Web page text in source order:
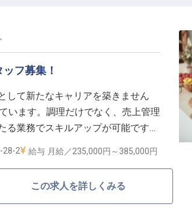
る環境を大切にしています。休憩
格取得支援制度など、あなたの成長
安定した環境でキャリアを築きた
フ募集！
して新たなキャリアを築きません
います。調理だけでなく、売上管理
業務でスキルアップが可能です。
なイベントであなたの料理を提供
迎します！
28-2 給与 月給／235,000円～ 385,000円
この求人を詳しくみる